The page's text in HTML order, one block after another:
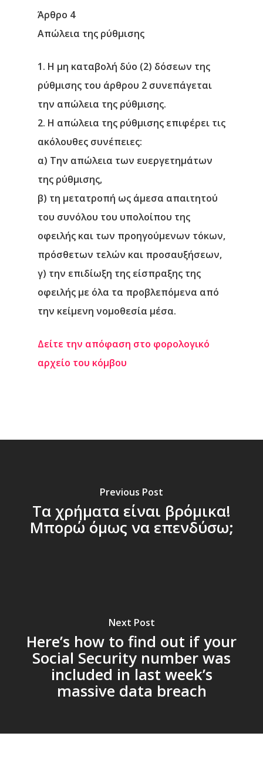
Άρθρο 4
Απώλεια της ρύθμισης
1. Η μη καταβολή δύο (2) δόσεων της
ρύθμισης του άρθρου 2 συνεπάγεται
την απώλεια της ρύθμισης.
2. Η απώλεια της ρύθμισης επιφέρει τις
ακόλουθες συνέπειες:
α) Την απώλεια των ευεργετημάτων
της ρύθμισης,
β) τη μετατροπή ως άμεσα απαιτητού
του συνόλου του υπολοίπου της
οφειλής και των προηγούμενων τόκων,
πρόσθετων τελών και προσαυξήσεων,
γ) την επιδίωξη της είσπραξης της
οφειλής με όλα τα προβλεπόμενα από
την κείμενη νομοθεσία μέσα.
Δείτε την απόφαση στο φορολογικό
αρχείο του κόμβου
Previous Post
Τα χρήματα είναι βρόμικα!
Mπορώ όμως να επενδύσω;
Next Post
Here’s how to find out if your
Social Security number was
included in last week’s
massive data breach